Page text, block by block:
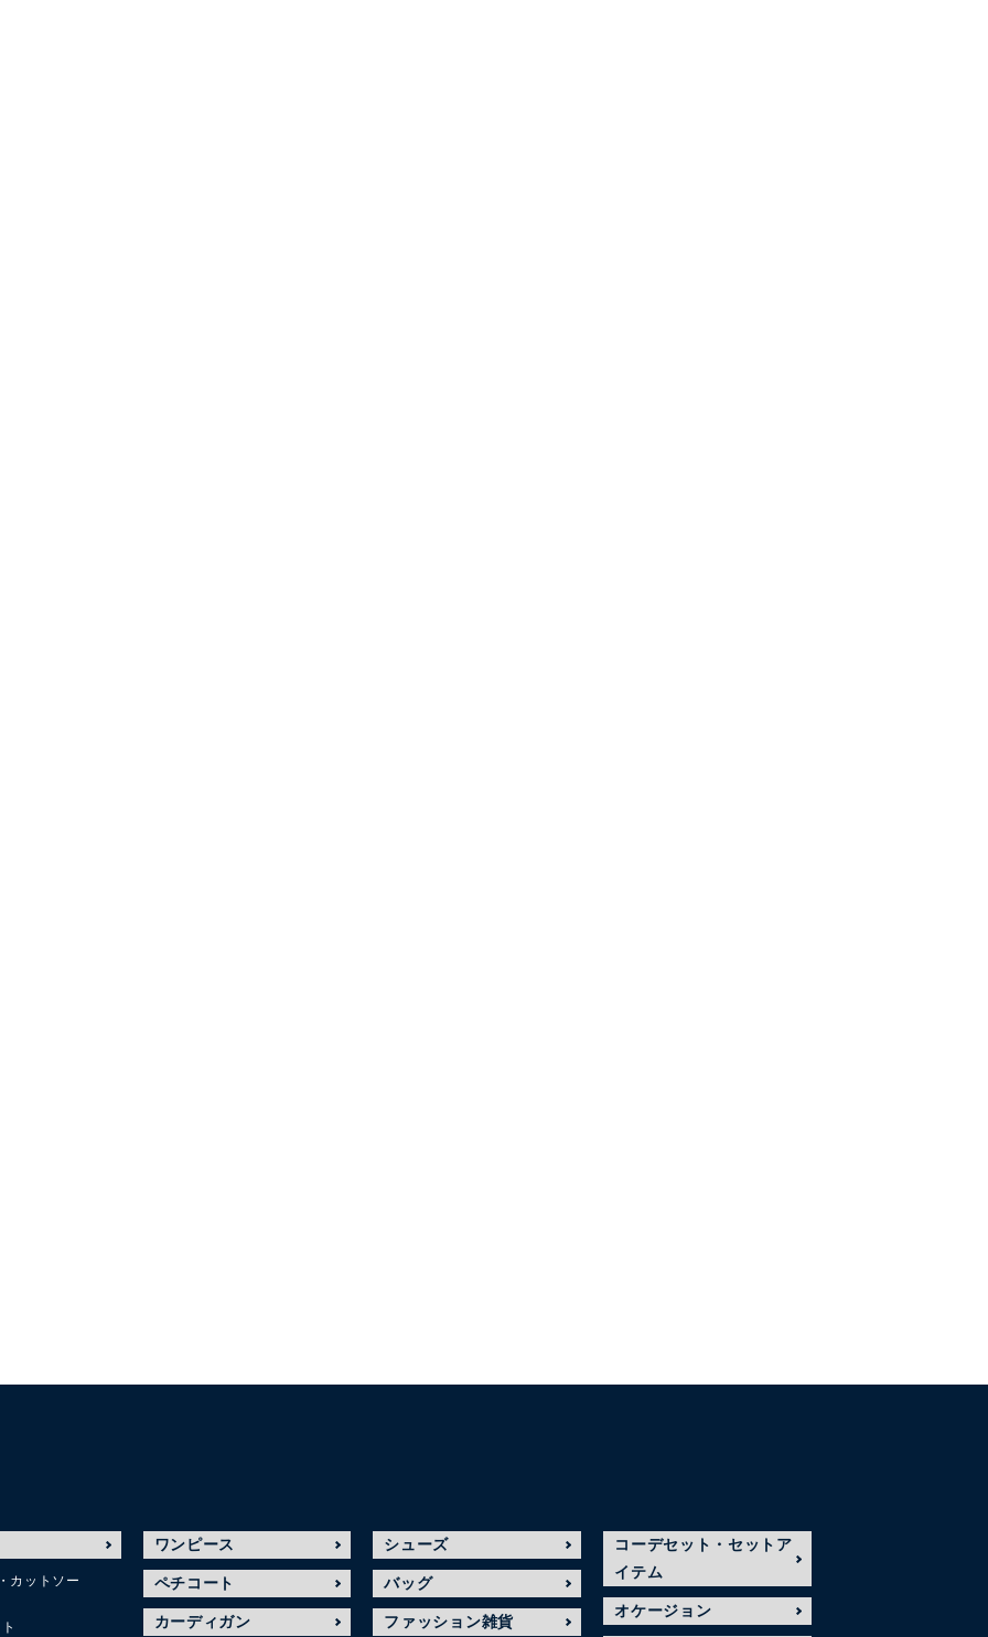
カットソー
ワンピース
ペチコート
カーディガン
シューズ
バッグ
ファッション雑貨
コーデセット・セットア
イテム
オケージョン